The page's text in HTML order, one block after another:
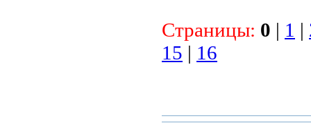
Страницы: 0 | 1 |
15 | 16